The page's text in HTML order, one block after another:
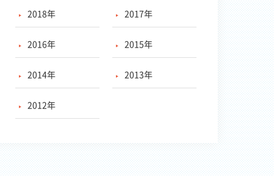
2018年 2017年
2016年 2015年
2014年 2013年
2012年